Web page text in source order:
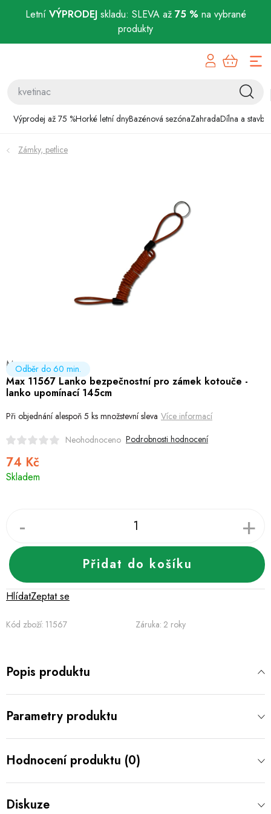
Letní VÝPRODEJskladu: SLEVA až 75 % na vybrané
produkty
Výprodej až 75 %Horké letní dnyBazénová sezónaZahradaDílna a stavba
Bazénová sezóna
Zahrada
Dětské zboží a hračky
World Cleanup Day
Akční ceny
Vrácení a reklamace
Podmínky ochrany osobních údajů
Obchodní podmínky pro podnikatele
Zásady používání cookies
Zámky, petlice
74 Kč
cena:
Skladem
Přidat do košíku
Kód zboží: 11567 Záruka: 2 roky
Zeptat se
Hlídat
Max
Max 11567 Lanko bezpečnostní pro zámek kotouče -
lanko upomínací 145cm
Při objednání alespoň 5 ks množstevní sleva Více informací
Odběr do 60 min.
Neohodnoceno Podrobnosti hodnocení
Popis produktu
Parametry produktu
Hodnocení produktu (0)
Diskuze